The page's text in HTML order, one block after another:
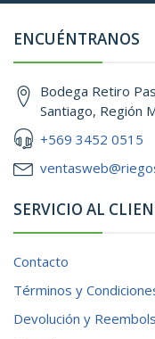
ENCUÉNTRANOS
Bodega Retiro
Santiago, Región
+569 3452 0515
SERVICIO AL
Contacto
Términos y
Devolución y